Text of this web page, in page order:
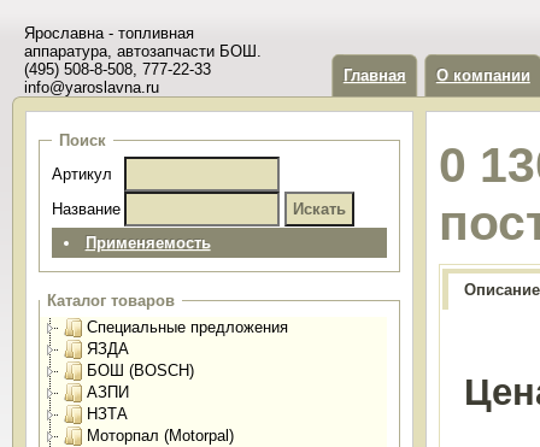
Ярославна - топливная
аппаратура, автозапчасти БОШ.
(495) 508-8-508, 777-22-33
info@yaroslavna.ru
Главная О компании
Поиск
Артикул
Название
Применяемость
Каталог товаров
Специальные предложения
ЯЗДА
БОШ (BOSCH)
АЗПИ
НЗТА
Моторпал (Motorpal)
0
Описание